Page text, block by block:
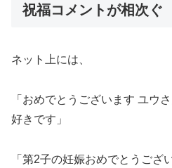
祝福コメントが相次ぐ
ネット上には、
「おめでとうございます ユウ
好きです」
「第2子の妊娠おめでとうござ